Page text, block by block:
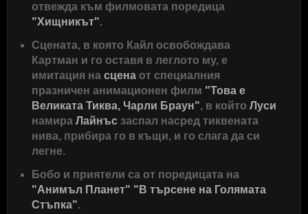
отвежда към филмовата поредица
"Хищникът".
Сцената, в която Кайл освобождава
Картман и го оставя в леглото му, е
имитация на сцена от специалния
празничен анимационен филм "Това е
Великата Тиква, Чарли Браун", в който Луси
намира Лайнъсзаспал насред тиквената
нива, прибира го в къщи, и го слага да си
легне.
Бобо и приятели са от поредицата на
"Анимъл Планет" "В търсене на Голямата
Стъпка".